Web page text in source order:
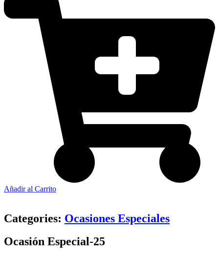
Añadir al Carrito
Categories: Ocasiones Especiales
Ocasión Especial-25